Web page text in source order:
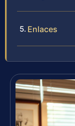
Enlaces